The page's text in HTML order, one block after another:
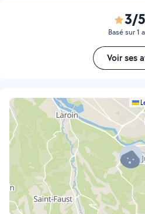
3/5
Basé sur 1
Voir ses